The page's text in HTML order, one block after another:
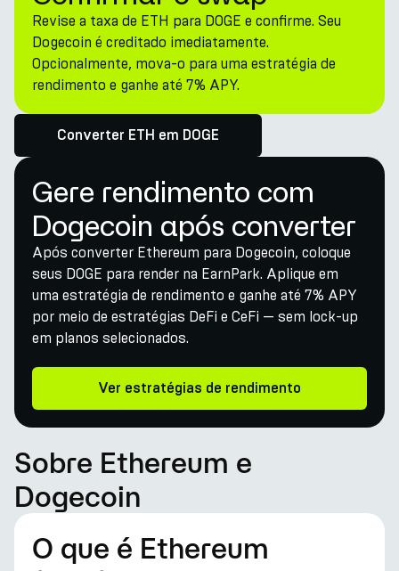
Revise a taxa de ETH para DOGE e confirme. Seu
Dogecoin é creditado imediatamente.
Opcionalmente, mova-o para uma estratégia de
rendimento e ganhe até 7% APY.
Converter ETH em DOGE
Gere rendimento com
Dogecoin após converter
Após converter Ethereum para Dogecoin, coloque
seus DOGE para render na EarnPark. Aplique em
uma estratégia de rendimento e ganhe até 7% APY
por meio de estratégias DeFi e CeFi — sem lock-up
em planos selecionados.
Ver estratégias de rendimento
Sobre Ethereum e
Dogecoin
O que é Ethereum